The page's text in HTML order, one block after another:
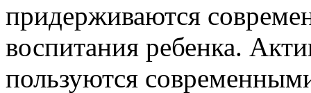
придерживаются
воспитания ребенка.
пользуются